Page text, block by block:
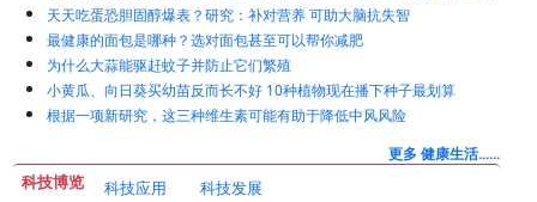
天天吃蛋恐胆固醇爆表？研究：补对营养 可助大脑抗失智
最健康的面包是哪种？选对面包甚至可以帮你减肥
为什么大蒜能驱赶蚊子并防止它们繁殖
小黄瓜、向日葵买幼苗反而长不好 10种植物现在播下种子最划算
根据一项新研究，这三种维生素可能有助于降低中风风险
更多 健康生活......
科技博览 科技应用 科技发展